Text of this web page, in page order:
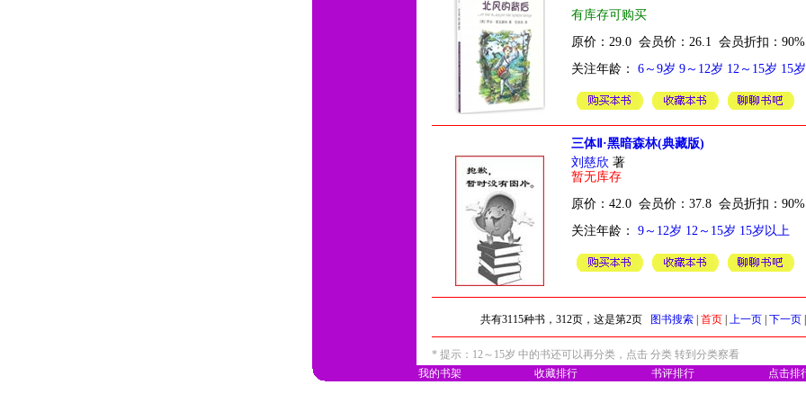
有库存可购买
原价：29.0 会员价：26.1 会员折扣：90%
关注年龄： 6～9岁 9～12岁 12～15岁 15
三体Ⅱ·黑暗森林(典藏版)
刘慈欣 著
暂无库存
原价：42.0 会员价：37.8 会员折扣：90%
关注年龄： 9～12岁 12～15岁 15岁以上
共有3115种书，312页，这是第2页 图书搜索 首页 上一页 下一页
* 提示：12～15岁 中的书还可以再分类，点击 分类 转到分类察看
我的书架
收藏排行 书评排行 点击排